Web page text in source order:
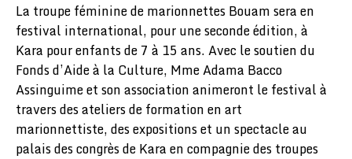
La troupe féminine de marionnettes Bouam sera en
festival international, pour une seconde édition, à
Kara pour enfants de 7 à 15 ans. Avec le soutien du
Fonds d’Aide à la Culture, Mme Adama Bacco
Assinguime et son association animeront le festival à
travers des ateliers de formation en art
marionnettiste, des expositions et un spectacle au
palais des congrès de Kara en compagnie des troupes